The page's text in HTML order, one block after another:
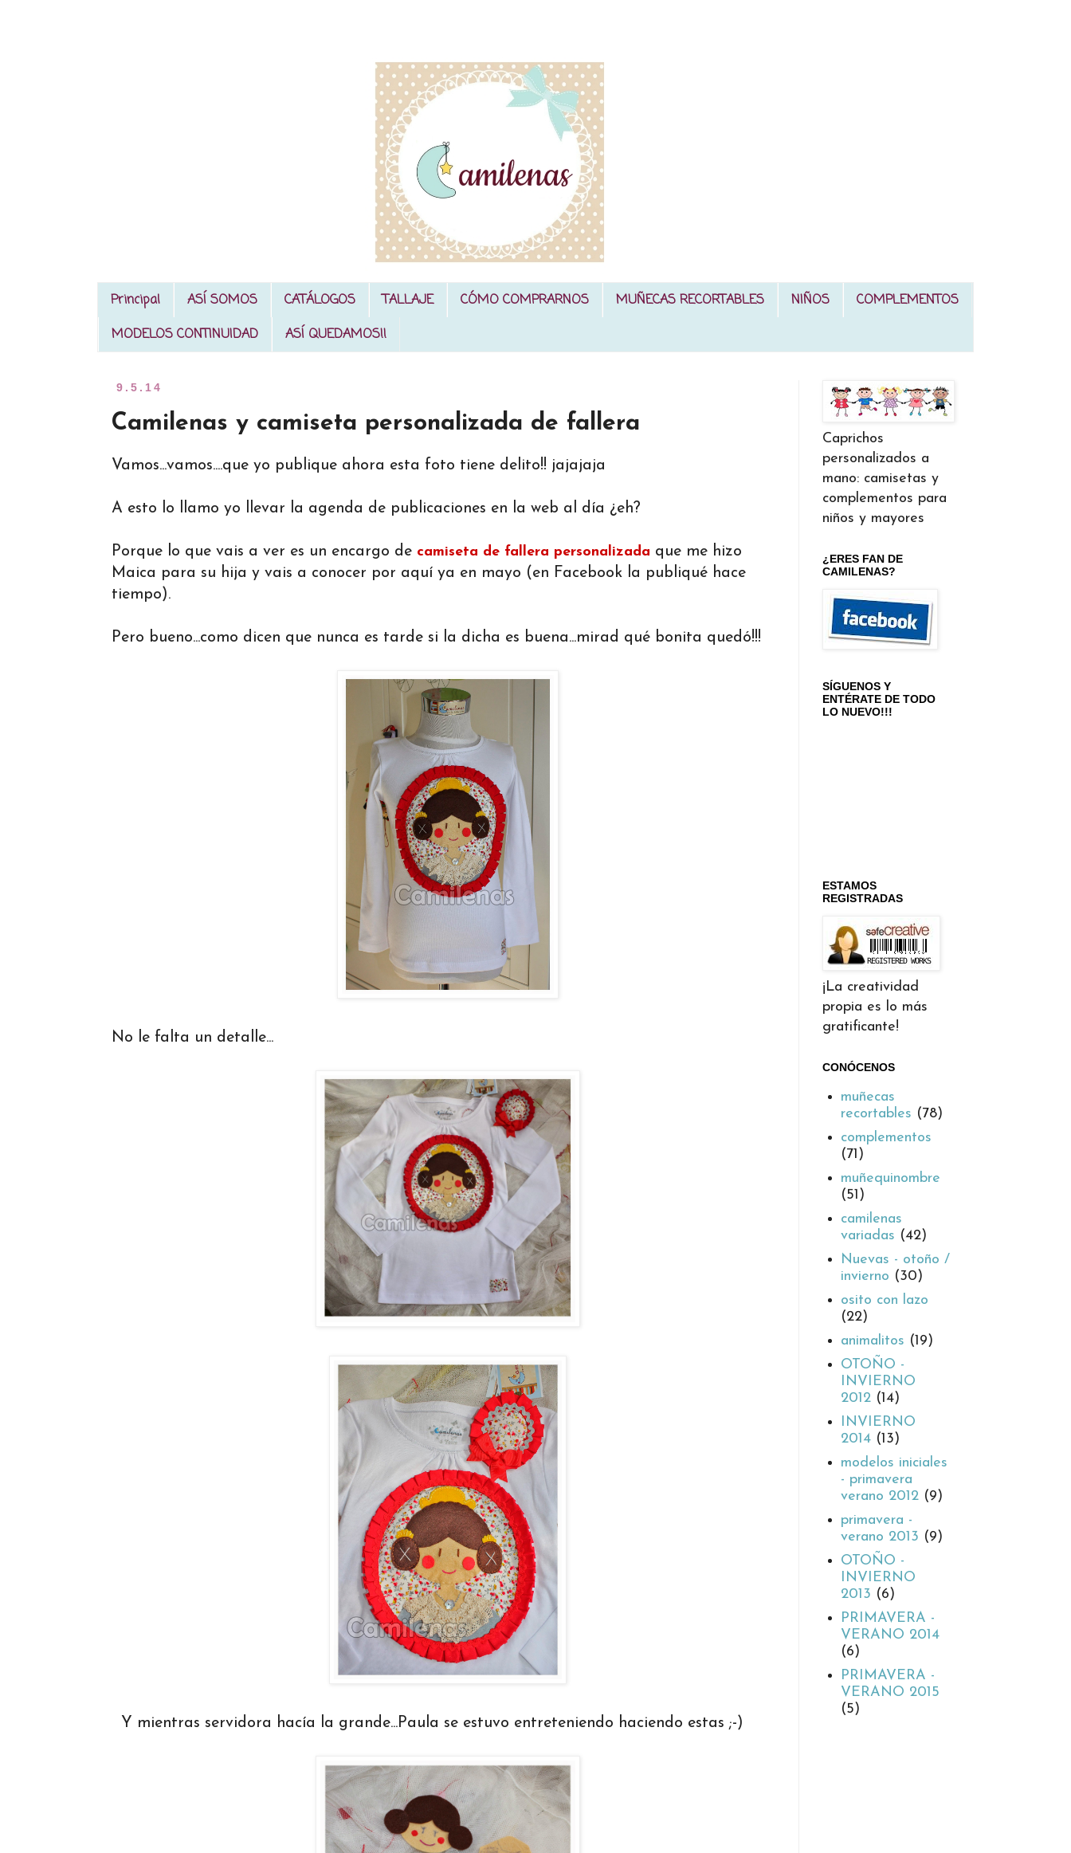
Principal ASÍ SOMOS CATÁLOGOS TALLAJE CÓMO COMPRARNOS MUÑECAS RECORTABLES NIÑOS
COMPLEMENTOS
MODELOS CONTINUIDAD
ASÍ QUEDAMOS!!
9.5.14
Camilenas y camiseta personalizada de fallera
Vamos...vamos....que yo publique ahora esta foto tiene delito!! jajajaja
A esto lo llamo yo llevar la agenda de publicaciones en la web al día ¿eh?
Porque lo que vais a ver es un encargo de camiseta de fallera personalizada que me hizo
Maica para su hija y vais a conocer por aquí ya en mayo (en Facebook la publiqué hace
tiempo).
Pero bueno...como dicen que nunca es tarde si la dicha es buena...mirad qué bonita quedó!!!
No le falta un detalle...
Y mientras servidora hacía la grande...Paula se estuvo entreteniendo haciendo estas ;-)
Caprichos
personalizados a
mano: camisetas y
complementos para
niños y mayores
¿ERES FAN DE
CAMILENAS?
SÍGUENOS Y
ENTÉRATE DE TODO
LO NUEVO!!!
ESTAMOS
REGISTRADAS
¡La creatividad
propia es lo más
gratificante!
CONÓCENOS
muñecas
recortables (78)
complementos
(71)
muñequinombre
(51)
camilenas
variadas (42)
Nuevas - otoño /
invierno (30)
osito con lazo
(22)
animalitos (19)
OTOÑO -
INVIERNO
2012 (14)
INVIERNO
2014 (13)
modelos iniciales
- primavera
verano 2012 (9)
primavera -
verano 2013 (9)
OTOÑO -
INVIERNO
2013 (6)
PRIMAVERA -
VERANO 2014
(6)
PRIMAVERA -
VERANO 2015
(5)